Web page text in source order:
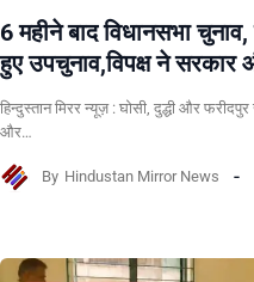
6 महीने बाद विधानसभा
हुए उपचुनाव,विपक्ष ने
हिन्दुस्तान मिरर न्यूज़ : घोसी, दुद्धी और
और…
By Hindustan Mirror News